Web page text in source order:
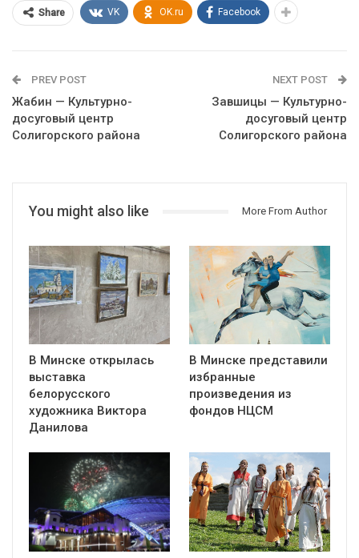
Share VK OK.ru Facebook
PREV POST
Жабин — Культурно-
досуговый центр
Солигорского района
NEXT POST
Завшицы — Культурно-
досуговый центр
Солигорского района
You might also like More From Author
В Минске открылась
выставка
белорусского
художника Виктора
Данилова
В Минске представили
избранные
произведения из
фондов НЦСМ